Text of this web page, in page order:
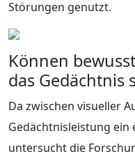
Störungen genutzt.
Können
das Gedächtnis
Da zwischen visueller
Gedächtnisleistung ein
untersucht die